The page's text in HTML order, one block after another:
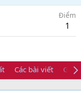
Điểm
1
Các bài viết Giới